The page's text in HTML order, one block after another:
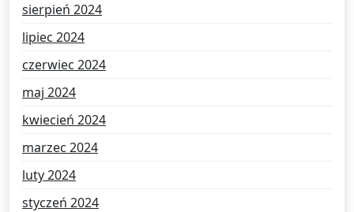
sierpień 2024
lipiec 2024
czerwiec 2024
maj 2024
kwiecień 2024
marzec 2024
luty 2024
styczeń 2024